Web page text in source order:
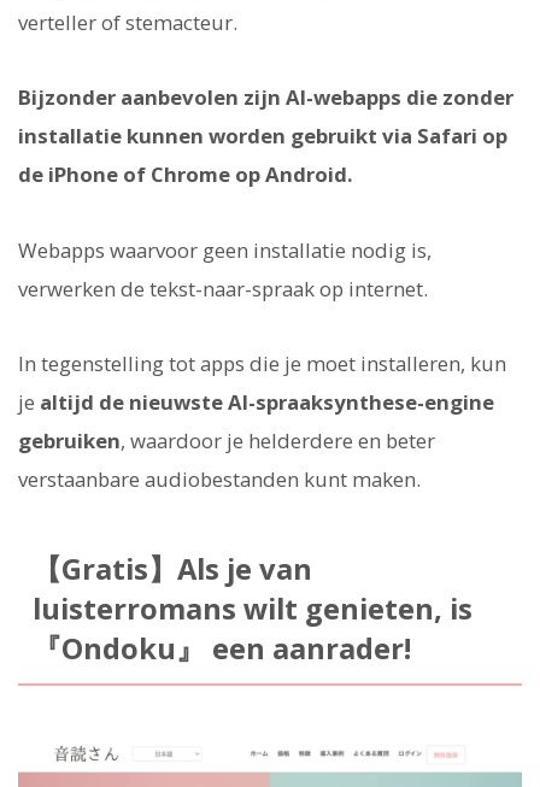
verteller of stemacteur.
Bijzonder aanbevolen zijn AI-webapps die zonder
installatie kunnen worden gebruikt via Safari op
de iPhone of Chrome op Android.
Webapps waarvoor geen installatie nodig is,
verwerken de tekst-naar-spraak op internet.
In tegenstelling tot apps die je moet installeren, kun
je altijd de nieuwste AI-spraaksynthese-engine
gebruiken, waardoor je helderdere en beter
verstaanbare audiobestanden kunt maken.
【Gratis】Als je van
luisterromans wilt genieten, is
『Ondoku』 een aanrader!